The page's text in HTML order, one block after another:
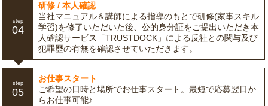
step
04
研修 / 本人確認
当社マニュアル＆講師による指導のもとで研修(家事スキル
学習)を修了いただいた後、公的身分証をご提出いただき本
人確認サービス「TRUSTDOCK」による反社との関与及び
犯罪歴の有無を確認させていただきます。
step
05
お仕事スタート
ご希望の日時と場所でお仕事スタート。最短で応募翌日か
らお仕事可能♪